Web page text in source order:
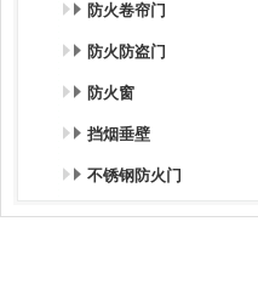
防火卷帘门
防火防盗门
防火窗
挡烟垂壁
不锈钢防火门